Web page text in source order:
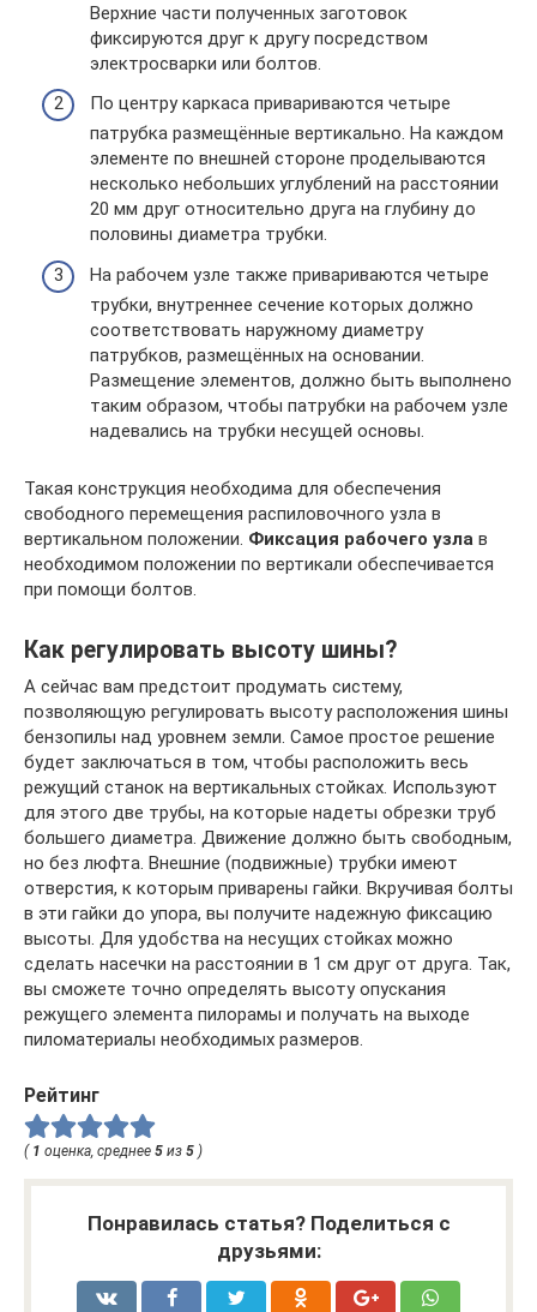
Верхние части полученных заготовок
фиксируются друг к другу посредством
электросварки или болтов.
По центру каркаса привариваются четыре
патрубка размещённые вертикально. На каждом
элементе по внешней стороне проделываются
несколько небольших углублений на расстоянии
20 мм друг относительно друга на глубину до
половины диаметра трубки.
На рабочем узле также привариваются четыре
трубки, внутреннее сечение которых должно
соответствовать наружному диаметру
патрубков, размещённых на основании.
Размещение элементов, должно быть выполнено
таким образом, чтобы патрубки на рабочем узле
надевались на трубки несущей основы.
Такая конструкция необходима для обеспечения
свободного перемещения распиловочного узла в
вертикальном положении. Фиксация рабочего узла в
необходимом положении по вертикали обеспечивается
при помощи болтов.
Как регулировать высоту шины?
А сейчас вам предстоит продумать систему,
позволяющую регулировать высоту расположения шины
бензопилы над уровнем земли. Самое простое решение
будет заключаться в том, чтобы расположить весь
режущий станок на вертикальных стойках. Используют
для этого две трубы, на которые надеты обрезки труб
большего диаметра. Движение должно быть свободным,
но без люфта. Внешние (подвижные) трубки имеют
отверстия, к которым приварены гайки. Вкручивая болты
в эти гайки до упора, вы получите надежную фиксацию
высоты. Для удобства на несущих стойках можно
сделать насечки на расстоянии в 1 см друг от друга. Так,
вы сможете точно определять высоту опускания
режущего элемента пилорамы и получать на выходе
пиломатериалы необходимых размеров.
Рейтинг
( 1 оценка, среднее 5 из 5 )
Понравилась статья? Поделиться с
друзьями: